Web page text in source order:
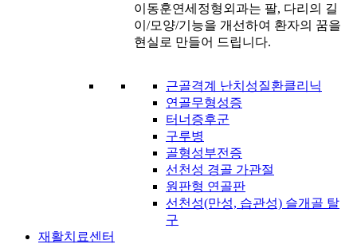
이동훈연세정형외과는 팔, 다리의 길
이/모양/기능을 개선하여 환자의 꿈을
현실로 만들어 드립니다.
근골격계 난치성질환클리닉
연골무형성증
터너증후군
구루병
골형성부전증
선천성 경골 가관절
원판형 연골판
선천성(만성, 습관성) 슬개골 탈
구
재활치료센터